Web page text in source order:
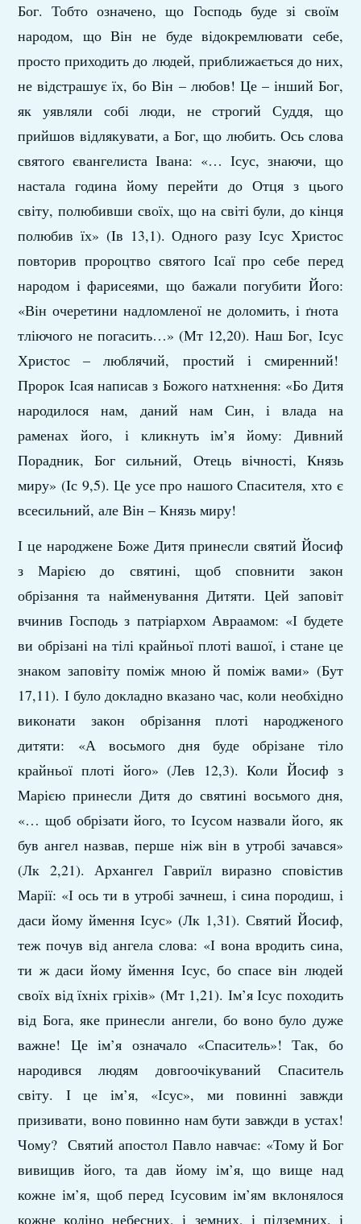
Бог. Тобто означено, що Господь буде зі своїм
народом, що Він не буде відокремлювати себе,
просто приходить до людей, приближається до них,
не відстрашує їх, бо Він – любов! Це – інший Бог,
як уявляли собі люди, не строгий Суддя, що
прийшов відлякувати, а Бог, що любить. Ось слова
святого євангелиста Івана: «… Ісус, знаючи, що
настала година йому перейти до Отця з цього
світу, полюбивши своїх, що на світі були, до кінця
полюбив їх» (Iв 13,1). Одного разу Ісус Христос
повторив пророцтво святого Ісаї про себе перед
народом і фарисеями, що бажали погубити Його:
«Він очеретини надломленої не доломить, і ґнота
тліючого не погасить…» (Мт 12,20). Наш Бог, Ісус
Христос – люблячий, простий і смиренний!
Пророк Ісая написав з Божого натхнення: «Бо Дитя
народилося нам, даний нам Син, і влада на
раменах його, і кликнуть ім’я йому: Дивний
Порадник, Бог сильний, Отець вічності, Князь
миру» (Iс 9,5). Це усе про нашого Спасителя, хто є
всесильний, але Він – Князь миру!
І це народжене Боже Дитя принесли святий Йосиф
з Марією до святині, щоб сповнити закон
обрізання та найменування Дитяти. Цей заповіт
вчинив Господь з патріархом Авраамом: «І будете
ви обрізані на тілі крайньої плоті вашої, і стане це
знаком заповіту поміж мною й поміж вами» (Бут
17,11). І було докладно вказано час, коли необхідно
виконати закон обрізання плоті народженого
дитяти: «А восьмого дня буде обрізане тіло
крайньої плоті його» (Лев 12,3). Коли Йосиф з
Марією принесли Дитя до святині восьмого дня,
«… щоб обрізати його, то Ісусом назвали його, як
був ангел назвав, перше ніж він в утробі зачався»
(Лк 2,21). Архангел Гавриїл виразно сповістив
Марії: «І ось ти в утробі зачнеш, і сина породиш, і
даси йому ймення Ісус» (Лк 1,31). Святий Йосиф,
теж почув від ангела слова: «І вона вродить сина,
ти ж даси йому ймення Ісус, бо спасе він людей
своїх від їхніх гріхів» (Мт 1,21). Ім’я Ісус походить
від Бога, яке принесли ангели, бо воно було дуже
важне! Це ім’я означало «Спаситель»! Так, бо
народився людям довгоочікуваний Спаситель
світу. І це ім’я, «Ісус», ми повинні завжди
призивати, воно повинно нам бути завжди в устах!
Чому? Святий апостол Павло навчає: «Тому й Бог
вивищив його, та дав йому ім’я, що вище над
кожне ім’я, щоб перед Ісусовим ім’ям вклонялося
кожне коліно небесних, і земних, і підземних, і